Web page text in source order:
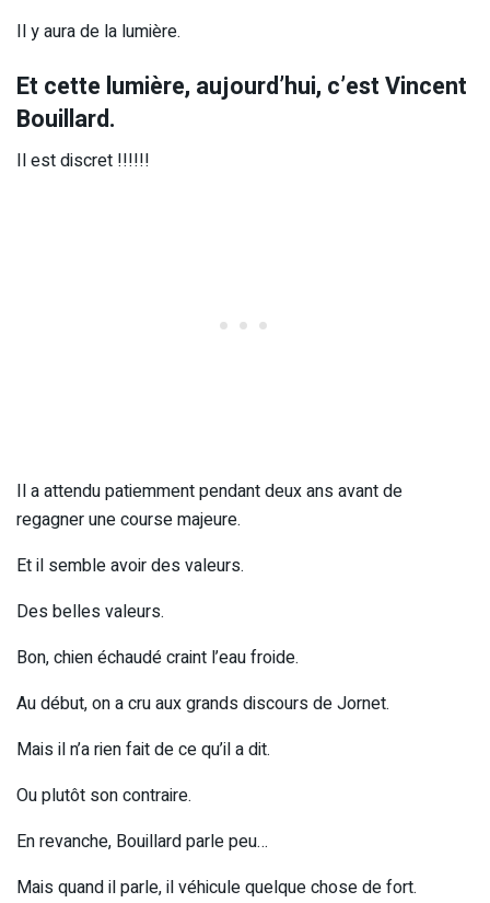
Il y aura de la lumière.
Et cette lumière, aujourd’hui, c’est Vincent
Bouillard.
Il est discret !!!!!!
Il a attendu patiemment pendant deux ans avant de
regagner une course majeure.
Et il semble avoir des valeurs.
Des belles valeurs.
Bon, chien échaudé craint l’eau froide.
Au début, on a cru aux grands discours de Jornet.
Mais il n’a rien fait de ce qu’il a dit.
Ou plutôt son contraire.
En revanche, Bouillard parle peu…
Mais quand il parle, il véhicule quelque chose de fort.